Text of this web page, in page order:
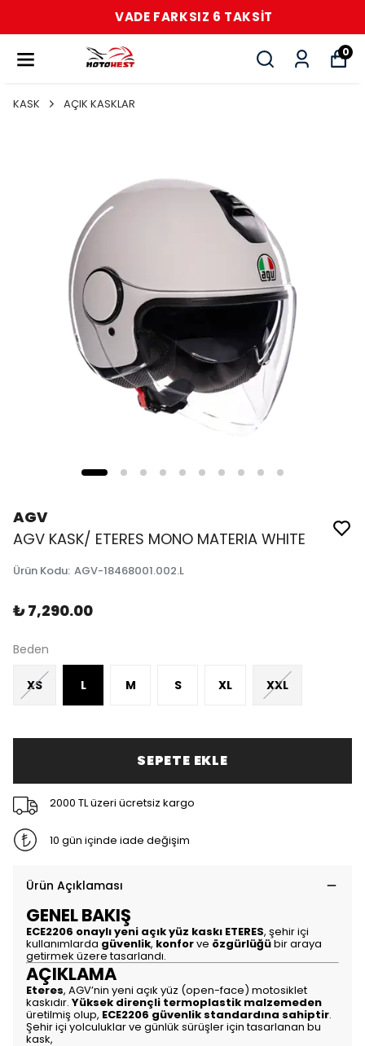
VADE FARKSIZ 6 TAKSİT
0
KASK AÇIK KASKLAR
AGV
AGV KASK/ ETERES MONO MATERIA WHITE
Ürün Kodu: AGV-18468001.002.L
₺ 7,290.00
Beden
XS L M S XL XXL
SEPETE EKLE
2000 TL üzeri ücretsiz kargo
10 gün içinde iade değişim
Ürün Açıklaması
GENEL BAKIŞ
ECE2206 onaylı yeni açık yüz kaskı ETERES, şehir içi
kullanımlarda güvenlik, konforve özgürlüğübir araya
getirmek üzere tasarlandı.
AÇIKLAMA
Eteres, AGV’nin yeni açık yüz (open-face) motosiklet
kaskıdır. Yüksek dirençli termoplastik malzemeden
üretilmiş olup, ECE2206 güvenlik standardına sahiptir.
Şehir içi yolculuklar ve günlük sürüşler için tasarlanan bu
kask,